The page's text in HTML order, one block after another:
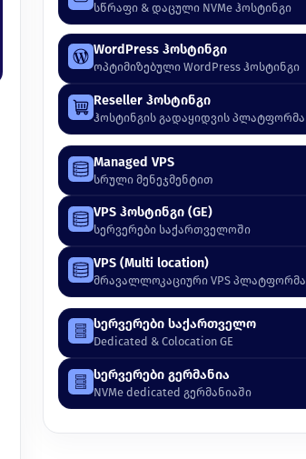
სწრაფი & დაცული NVMe ჰოსტინგი
WordPress ჰოსტინგი
ოპტიმიზებული WordPress ჰოსტინგი
Reseller ჰოსტინგი
ჰოსტინგის გადაყიდვის პლატფორმა
Managed VPS
სრული მენეჯმენტით
VPS ჰოსტინგი (GE)
სერვერები საქართველოში
VPS (Multi location)
მრავალლოკაციური VPS პლატფორმა
სერვერები საქართველო
Dedicated & Colocation GE
სერვერები გერმანია
NVMe dedicated გერმანიაში